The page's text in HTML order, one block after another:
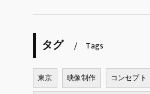
タグ Tags
東京 映像制作
コンセプト